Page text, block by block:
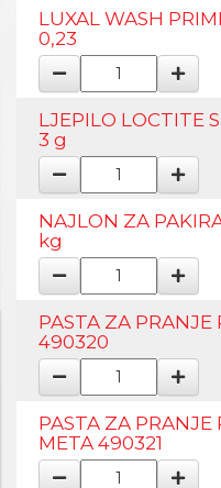
LUXAL WASH
0,23
LJEPILO LOCTITE
3 g
NAJLON ZA
kg
PASTA ZA PRANJE
490320
PASTA ZA PRANJE
META 490321